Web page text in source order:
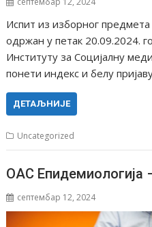
Испит из изборног
одржан у петак 20.09.2024.
Институту за Социјалну
понети индекс и белу
ДЕТАЉНИЈЕ
Uncategorized
ОАС Епидемиологија
септембар 12, 2024